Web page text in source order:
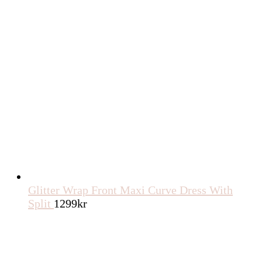
Glitter Wrap Front Maxi Curve Dress With
Split 1299kr